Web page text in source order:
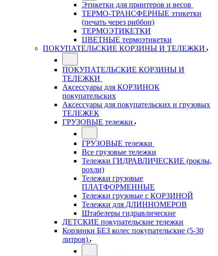
Этикетки для принтеров и весов
ТЕРМО-ТРАНСФЕРНЫЕ этикетки
(печать через риббон)
ТЕРМОЭТИКЕТКИ
ЦВЕТНЫЕ термоэтикетки
ПОКУПАТЕЛЬСКИЕ КОРЗИНЫ И ТЕЛЕЖКИ
ПОКУПАТЕЛЬСКИЕ КОРЗИНЫ И
ТЕЛЕЖКИ
Аксессуары для КОРЗИНОК
покупательских
Аксессуары для покупательских и грузовых
ТЕЛЕЖЕК
ГРУЗОВЫЕ тележки
ГРУЗОВЫЕ тележки
Все грузовые тележки
Тележки ГИДРАВЛИЧЕСКИЕ (роклы,
рохли)
Тележки грузовые
ПЛАТФОРМЕННЫЕ
Тележки грузовые с КОРЗИНОЙ
Тележки для ДЛИННОМЕРОВ
Штабелеры гидравлические
ДЕТСКИЕ покупательские тележки
Корзинки БЕЗ колес покупательские (5-30
литров)